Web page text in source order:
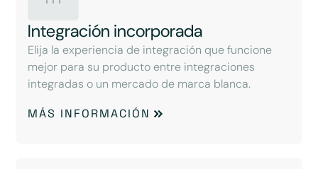
Integración incorporada
Elija la experiencia de integración que funcione
mejor para su producto entre integraciones
integradas o un mercado de marca blanca.
MÁS INFORMACIÓN